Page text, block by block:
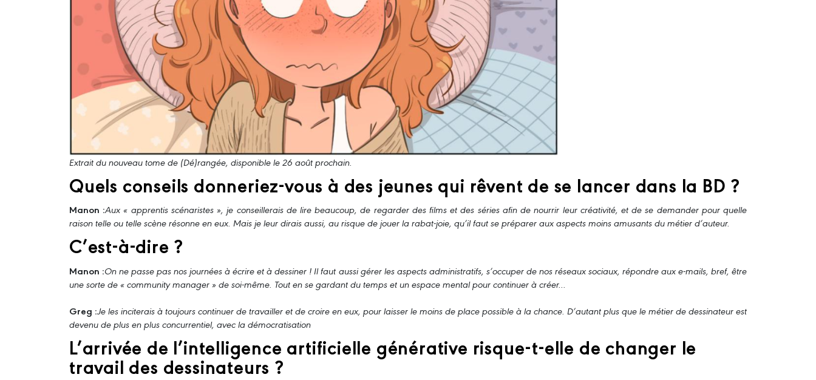
Extrait du nouveau tome de (Dé)rangée, disponible le 26 août prochain.
Quels conseils donneriez-vous à des jeunes qui rêvent de se lancer dans la BD ?
Manon :Aux « apprentis scénaristes », je conseillerais de lire beaucoup, de regarder des films et des séries afin de nourrir leur créativité, et de se demander pour quelle
raison telle ou telle scène résonne en eux. Mais je leur dirais aussi, au risque de jouer la rabat-joie, qu’il faut se préparer aux aspects moins amusants du métier d’auteur.
C’est-à-dire ?
Manon :On ne passe pas nos journées à écrire et à dessiner ! Il faut aussi gérer les aspects administratifs, s’occuper de nos réseaux sociaux, répondre aux e-mails, bref, être
une sorte de « community manager » de soi-même. Tout en se gardant du temps et un espace mental pour continuer à créer...
Greg :Je les inciterais à toujours continuer de travailler et de croire en eux, pour laisser le moins de place possible à la chance. D’autant plus que le métier de dessinateur est
devenu de plus en plus concurrentiel, avec la démocratisation
L’arrivée de l’intelligence artificielle générative risque-t-elle de changer le
travail des dessinateurs ?